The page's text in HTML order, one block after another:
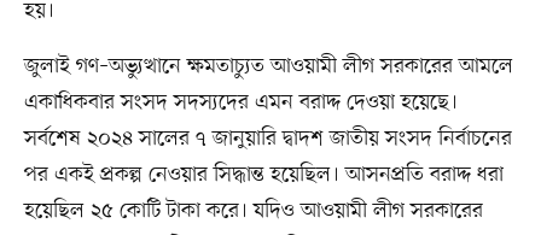
হয়।
জুলাই গণ–অভ্যুত্থানে ক্ষমতাচ্যুত আওয়ামী লীগ সরকারের আমলে
একাধিকবার সংসদ সদস্যদের এমন বরাদ্দ দেওয়া হয়েছে।
সর্বশেষ ২০২৪ সালের ৭ জানুয়ারি দ্বাদশ জাতীয় সংসদ নির্বাচনের
পর একই প্রকল্প নেওয়ার সিদ্ধান্ত হয়েছিল। আসনপ্রতি বরাদ্দ ধরা
হয়েছিল ২৫ কোটি টাকা করে। যদিও আওয়ামী লীগ সরকারের